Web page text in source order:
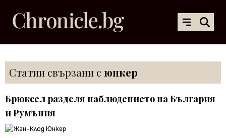
Статии свързани с юнкер
Брюксел разделя наблюдението на България
и Румъния